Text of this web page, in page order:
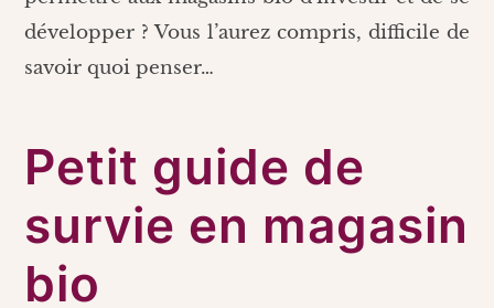
développer ? Vous l’aurez compris, difficile de
savoir quoi penser…
Petit guide de
survie en magasin
bio